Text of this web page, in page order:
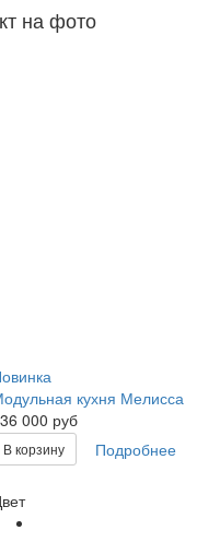
на фото
кухня Мелисса
000 руб
В корзину Подробнее